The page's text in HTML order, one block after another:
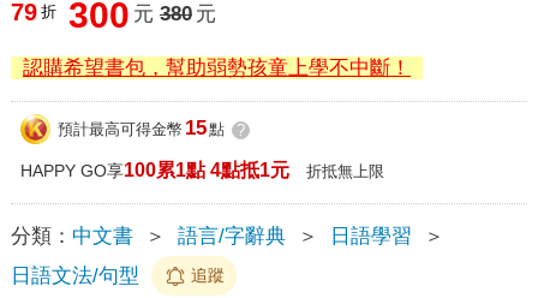
79 折 300 元 380 元
認購希望書包，幫助弱勢孩童上學不中斷！
預計最高可得金幣 15點 ?
HAPPY GO享100累1點 4點抵1元 折抵無上限
分類： 中文書 ＞ 語言/字辭典 ＞ 日語學習
＞
日語文法/句型
追蹤